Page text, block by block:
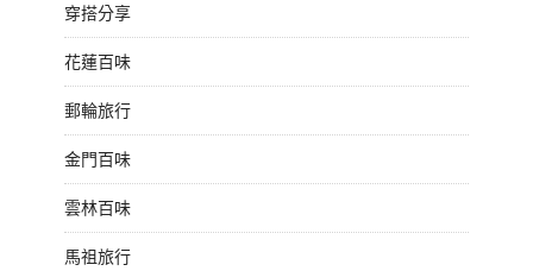
穿搭分享
花蓮百味
郵輪旅行
金門百味
雲林百味
馬祖旅行